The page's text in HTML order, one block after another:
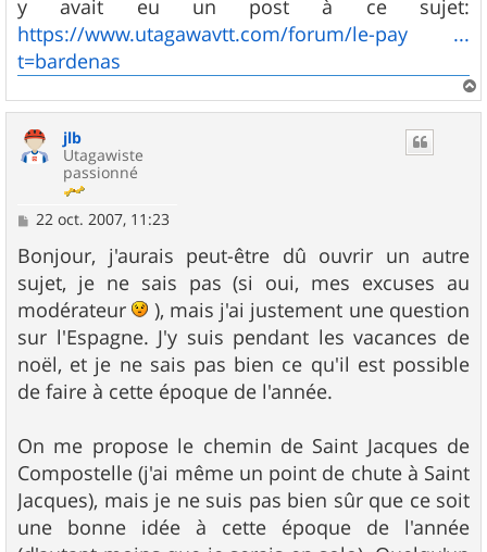
y avait eu un post à ce sujet:
https://www.utagawavtt.com/forum/le-pay ...
t=bardenas
a
jlb
Utagawiste
passionné
M
s
s
a
g
e
22 oct. 2007, 11:23
Bonjour, j'aurais peut-être dû ouvrir un autre
sujet, je ne sais pas (si oui, mes excuses au
modérateur
), mais j'ai justement une question
sur l'Espagne. J'y suis pendant les vacances de
noël, et je ne sais pas bien ce qu'il est possible
de faire à cette époque de l'année.
On me propose le chemin de Saint Jacques de
Compostelle (j'ai même un point de chute à Saint
Jacques), mais je ne suis pas bien sûr que ce soit
une bonne idée à cette époque de l'année